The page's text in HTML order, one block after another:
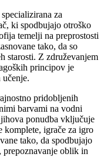
za
ki spodbujajo otroško
temelji na preprostosti
tako, da so
starosti. Z združevanjem
principov je
pridobljenih
barvami na vodni
ponudba vključuje
komplete, igrače za igro
tako, da spodbujajo
prepoznavanje oblik in